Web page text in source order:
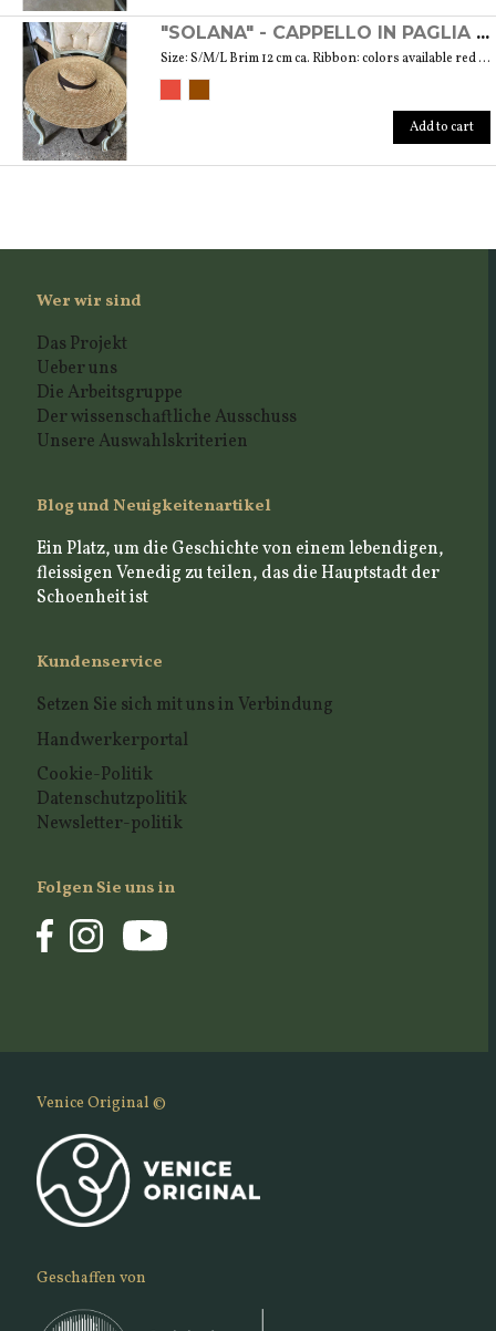
"SOLANA" - CAPPELLO IN PAGLIA NATURALE
Size: S/M/L Brim 12 cm ca. Ribbon: colors available red and brown
Add to cart
Wer wir sind
Das Projekt
Ueber uns
Die Arbeitsgruppe
Der wissenschaftliche Ausschuss
Unsere Auswahlskriterien
Blog und Neuigkeitenartikel
Ein Platz, um die Geschichte von einem lebendigen,
fleissigen Venedig zu teilen, das die Hauptstadt der
Schoenheit ist
Kundenservice
Setzen Sie sich mit uns in Verbindung
Handwerkerportal
Cookie-Politik
Datenschutzpolitik
Newsletter-politik
Folgen Sie uns in
Venice Original ©
Geschaffen von